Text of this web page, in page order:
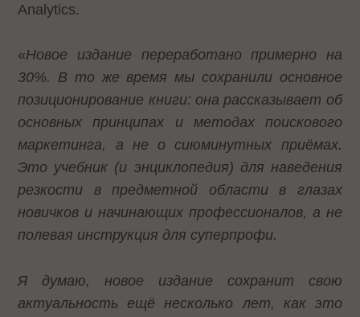
Analytics.
«Новое издание переработано примерно на
30%. В то же время мы сохранили основное
позиционирование книги: она рассказывает об
основных принципах и методах поискового
маркетинга, а не о сиюминутных приёмах.
Это учебник (и энциклопедия) для наведения
резкости в предметной области в глазах
новичков и начинающих профессионалов, а не
полевая инструкция для суперпрофи.
Я думаю, новое издание сохранит свою
актуальность ещё несколько лет, как это